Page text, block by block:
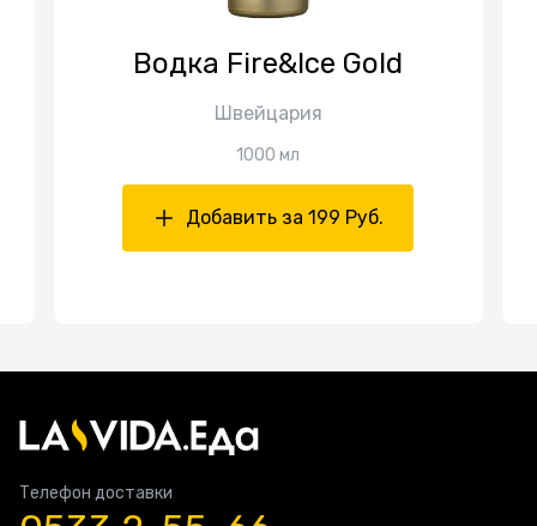
Водка Fire&Ice Gold
Швейцария
1000 мл
Добавить за 199 Руб.
Телефон доставки